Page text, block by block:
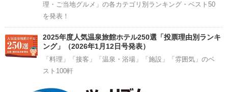
理・ご当地グルメ」の各カテゴリ別ランキング・ベスト50
を発表！
2025年度人気温泉旅館ホテル250選「投票理由別ランキ
ング」（2026年1月12日号発表）
「料理」「接客」「温泉・浴場」「施設」「雰囲気」のベ
スト100軒